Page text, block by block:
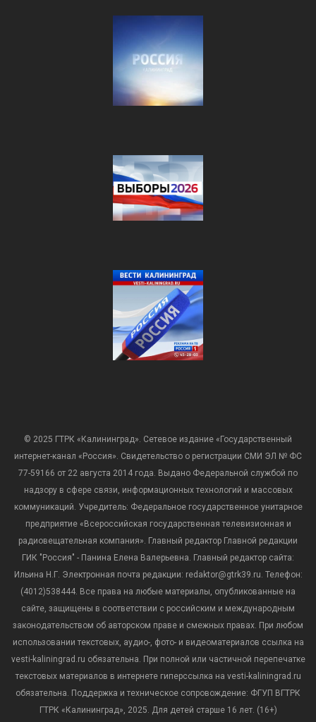
© 2025 ГТРК «Калининград». Сетевое издание «Государственный
интернет-канал «Россия». Свидетельство о регистрации СМИ ЭЛ № ФС
77-59166 от 22 августа 2014 года. Выдано Федеральной службой по
надзору в сфере связи, информационных технологий и массовых
коммуникаций. Учредитель: Федеральное государственное унитарное
предприятие «Всероссийская государственная телевизионная и
радиовещательная компания». Главный редактор Главной редакции
ГИК "Россия" - Панина Елена Валерьевна. Главный редактор сайта:
Ильина Н.Г. Электронная почта редакции: redaktor@gtrk39.ru. Телефон:
(4012)538444. Все права на любые материалы, опубликованные на
сайте, защищены в соответствии с российским и международным
законодательством об авторском праве и смежных правах. При любом
использовании текстовых, аудио-, фото- и видеоматериалов ссылка на
vesti-kaliningrad.ru обязательна. При полной или частичной перепечатке
текстовых материалов в интернете гиперссылка на vesti-kaliningrad.ru
обязательна. Поддержка и техническое сопровождение: ФГУП ВГТРК
ГТРК «Калининград», 2025. Для детей старше 16 лет. (16+)